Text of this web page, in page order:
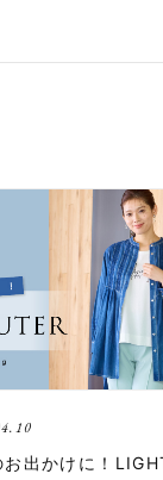
お出かけに！